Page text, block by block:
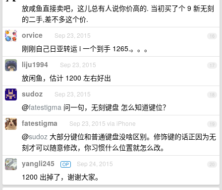
放咸鱼直接卖吧，这儿总有人说你价高的. 当初买了个 9 新无刻
的二手,差不多这个价.
16
orvice Sep 23, 2015
刚刚自己日亚转运 i 一个到手 1265.。。。
17
liju1994 Sep 23, 2015
放闲鱼，估计 1200 左右好出
18
sudoz Sep 23, 2015
@fatestigma 问一句，无刻键盘 怎么知道键位？
19
fatestigma Sep 23, 2015 via iPhone
@sudoz 大部分键位和普通键盘没啥区别。修饰键的话正因为无
刻才可以随意修改，你习惯什么位置就怎么改。
20
yangli245 OP Sep 24, 2015
1200 出掉了，谢谢大家。